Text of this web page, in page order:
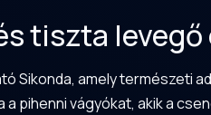
tiszta levegő
Sikonda, amely természeti
pihenni vágyókat, akik a